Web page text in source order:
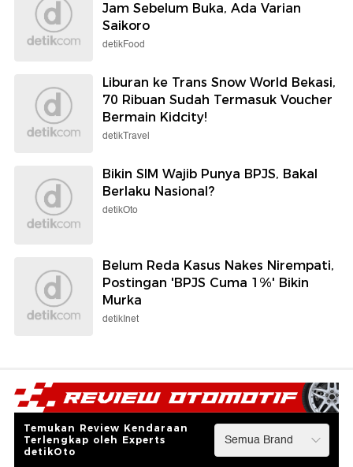
Jam Sebelum Buka, Ada Varian
Saikoro
detikFood
Liburan ke Trans Snow World Bekasi,
70 Ribuan Sudah Termasuk Voucher
Bermain Kidcity!
detikTravel
Bikin SIM Wajib Punya BPJS, Bakal
Berlaku Nasional?
detikOto
Belum Reda Kasus Nakes Nirempati,
Postingan 'BPJS Cuma 1%' Bikin
Murka
detikInet
Temukan Review Kendaraan
Terlengkap oleh Experts
detikOto